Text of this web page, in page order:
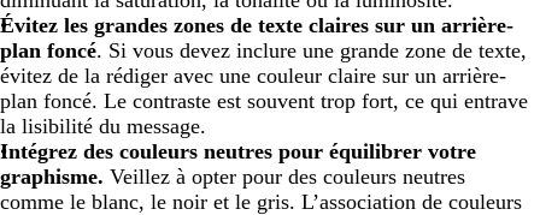
Évitez les grandes zones de texte claires sur un arrière-
plan foncé. Si vous devez inclure une grande zone de texte,
évitez de la rédiger avec une couleur claire sur un arrière-
plan foncé. Le contraste est souvent trop fort, ce qui entrave
la lisibilité du message.
Intégrez des couleurs neutres pour équilibrer votre
graphisme. Veillez à opter pour des couleurs neutres
comme le blanc, le noir et le gris. L’association de couleurs